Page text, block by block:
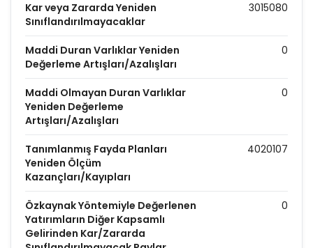
Kar veya Zararda Yeniden
Sınıflandırılmayacaklar
3015080
Maddi Duran Varlıklar Yeniden
Değerleme Artışları/Azalışları
0
Maddi Olmayan Duran Varlıklar
Yeniden Değerleme
Artışları/Azalışları
0
Tanımlanmış Fayda Planları
Yeniden Ölçüm
Kazançları/Kayıpları
4020107
Özkaynak Yöntemiyle Değerlenen
Yatırımların Diğer Kapsamlı
Gelirinden Kar/Zararda
0